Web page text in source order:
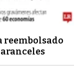
reembolsado